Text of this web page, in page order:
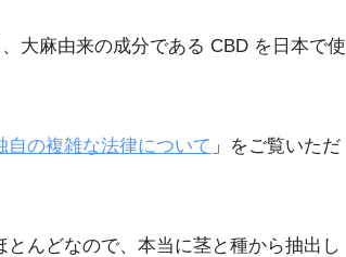
大麻由来の成分である CBD を日本で使
の複雑な法律について 」をご覧いただ
んどなので、本当に茎と種から抽出し